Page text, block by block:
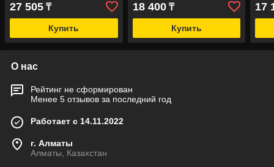
27 505 ₸
Купить
18 400₸
Купить
17
О нас
Рейтинг не сформирован
Менее 5 отзывов за последний год
Работает с 14.11.2022
г. Алматы
Алматы, Казахстан